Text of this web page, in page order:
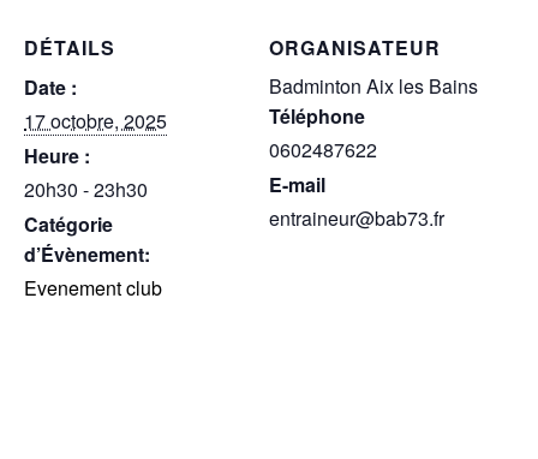
DÉTAILS
Date :
17 octobre, 2025
Heure :
20h30 - 23h30
Catégorie
d’Évènement:
Evenement club
ORGANISATEUR
Badminton Aix les Bains
Téléphone
0602487622
E-mail
entraineur@bab73.fr